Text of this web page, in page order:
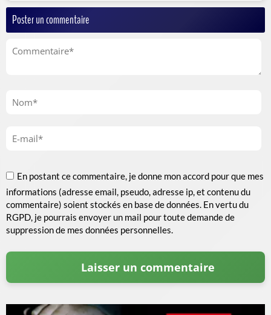
Poster un commentaire
En postant ce commentaire, je donne mon accord pour que mes
informations (adresse email, pseudo, adresse ip, et contenu du
commentaire) soient stockés en base de données. En vertu du
RGPD, je pourrais envoyer un mail pour toute demande de
suppression de mes données personnelles.